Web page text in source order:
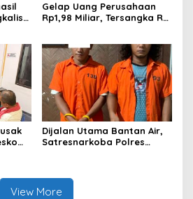
Gelap Uang Perusahaan
Rp1,98 Miliar, Tersangka RS
Banding
Dijalan Utama Bantan Air,
Satresnarkoba Polres
View More